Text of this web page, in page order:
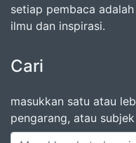
setiap pembaca
ilmu dan inspirasi.
Cari
masukkan satu atau
pengarang, atau subjek